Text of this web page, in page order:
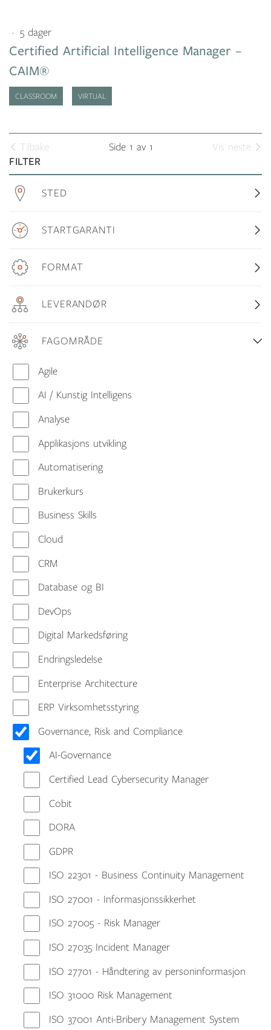
Certified Artificial Intelligence Manager –
CAIM®
5 dager
CLASSROOM VIRTUAL
Tilbake Side 1 av 1
Vis neste
FILTER
STED
STARTGARANTI
FORMAT
LEVERANDØR
FAGOMRÅDE
Agile
AI / Kunstig Intelligens
Analyse
Applikasjons utvikling
Automatisering
Brukerkurs
Business Skills
Cloud
CRM
Database og BI
DevOps
Digital Markedsføring
Endringsledelse
Enterprise Architecture
ERP Virksomhetsstyring
Governance, Risk and Compliance
AI-Governance
Certified Lead Cybersecurity Manager
Cobit
DORA
GDPR
ISO 22301 - Business Continuity Management
ISO 27001 - Informasjonssikkerhet
ISO 27005 - Risk Manager
ISO 27035 Incident Manager
ISO 27701 - Håndtering av personinformasjon
ISO 31000 Risk Management
ISO 37001 Anti-Bribery Management System